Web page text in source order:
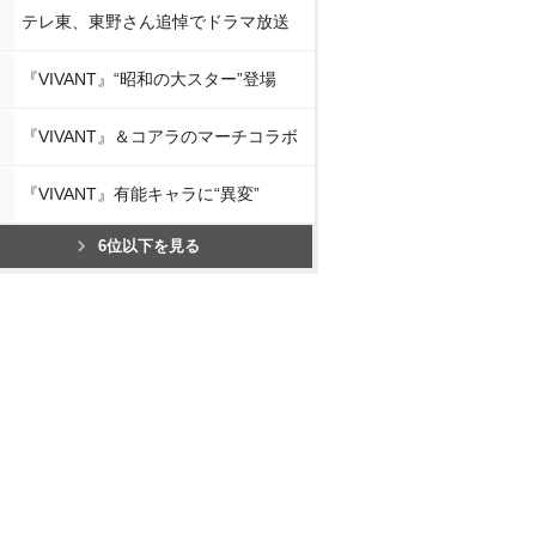
テレ東、東野さん追悼でドラマ放送
『VIVANT』“昭和の大スター”登場
『VIVANT』＆コアラのマーチコラボ
『VIVANT』有能キャラに“異変”
6位以下を見る